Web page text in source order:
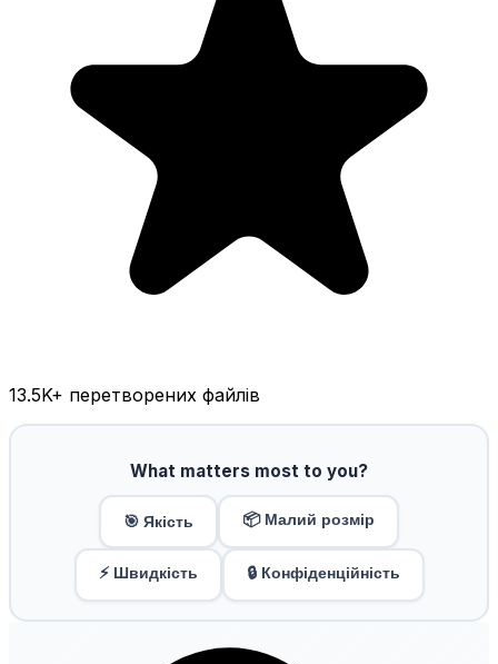
13.5K+ перетворених файлів
What matters most to you?
🎯 Якість 📦 Малий розмір
⚡ Швидкість 🔒 Конфіденційність